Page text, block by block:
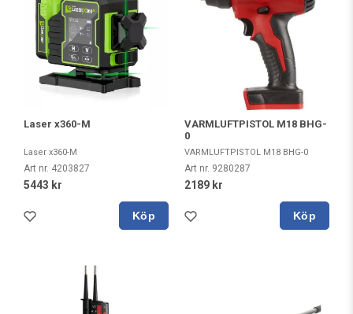
Laser x360-M
Laser x360-M
Art nr. 4203827
5443 kr
Köp
VARMLUFTPISTOL M18 BHG-
0
VARMLUFTPISTOL M18 BHG-0
Art nr. 9280287
2189 kr
Köp